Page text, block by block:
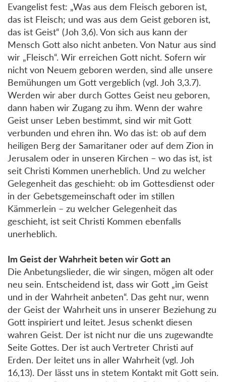
Evangelist fest: „Was aus dem Fleisch geboren ist,
das ist Fleisch; und was aus dem Geist geboren ist,
das ist Geist“ (Joh 3,6). Von sich aus kann der
Mensch Gott also nicht anbeten. Von Natur aus sind
wir „Fleisch“. Wir erreichen Gott nicht. Sofern wir
nicht von Neuem geboren werden, sind alle unsere
Bemühungen um Gott vergeblich (vgl. Joh 3,3.7).
Werden wir aber durch Gottes Geist neu geboren,
dann haben wir Zugang zu ihm. Wenn der wahre
Geist unser Leben bestimmt, sind wir mit Gott
verbunden und ehren ihn. Wo das ist: ob auf dem
heiligen Berg der Samaritaner oder auf dem Zion in
Jerusalem oder in unseren Kirchen – wo das ist, ist
seit Christi Kommen unerheblich. Und zu welcher
Gelegenheit das geschieht: ob im Gottesdienst oder
in der Gebetsgemeinschaft oder im stillen
Kämmerlein – zu welcher Gelegenheit das
geschieht, ist seit Christi Kommen ebenfalls
unerheblich.
Im Geist der Wahrheit beten wir Gott an
Die Anbetungslieder, die wir singen, mögen alt oder
neu sein. Entscheidend ist, dass wir Gott „im Geist
und in der Wahrheit anbeten“. Das geht nur, wenn
der Geist der Wahrheit uns in unserer Beziehung zu
Gott inspiriert und leitet. Jesus schenkt diesen
wahren Geist. Der ist nicht nur die uns zugewandte
Seite Gottes. Der ist auch Vertreter Christi auf
Erden. Der leitet uns in aller Wahrheit (vgl. Joh
16,13). Der lässt uns in stetem Kontakt mit Gott sein.